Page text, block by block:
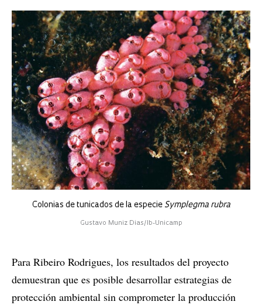
Colonias de tunicados de la especie Symplegma rubra
Gustavo Muniz Dias/Ib-Unicamp
Para Ribeiro Rodrigues, los resultados del proyecto
demuestran que es posible desarrollar estrategias de
protección ambiental sin comprometer la producción